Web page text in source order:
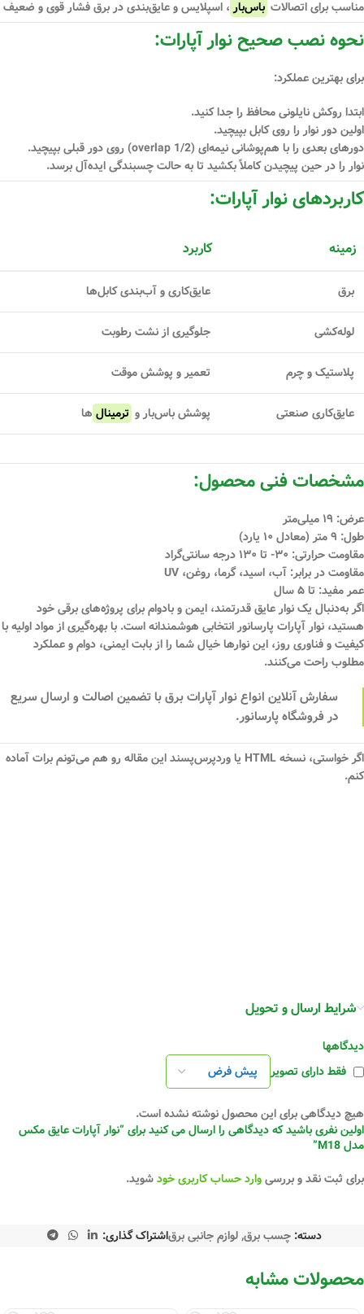
مناسب برای اتصالات باس‌بار ، اسپلایس و عایق‌بندی در برق فشار قوی و ضعیف
نحوه نصب صحیح نوار آپارات:
برای بهترین عملکرد:
ابتدا روکش نایلونی محافظ را جدا کنید.
اولین دور نوار را روی کابل بپیچید.
دورهای بعدی را با هم‌پوشانی نیمه‌ای (1/2 overlap)
روی دور قبلی بپیچید.
نوار را در حین پیچیدن کاملاً بکشید تا به حالت چسبندگی ایده‌آل برسد.
کاربردهای نوار آپارات:
زمینه کاربرد
برق عایق‌کاری و آب‌بندی کابل‌ها
لوله‌کشی جلوگیری از نشت رطوبت
پلاستیک و چرم تعمیر و پوشش موقت
عایق‌کاری صنعتی پوشش باس‌بار و ترمینال ‌ها
مشخصات فنی محصول:
عرض:
طول:
مقاومت حرارتی:
مقاومت در برابر: آب، اسید، گرما، روغن، UV
عمر مفید: تا ۵ سال
اگر به‌دنبال یک نوار عایق قدرتمند، ایمن و بادوام برای پروژه‌های برقی خود
هستید، نوار آپارات پارسانورانتخابی هوشمندانه است. با بهره‌گیری از مواد اولیه با
کیفیت و فناوری روز، این نوارها خیال شما را از بابت ایمنی، دوام و عملکرد
مطلوب راحت می‌کنند.
سفارش آنلاین انواع نوار آپارات برق با تضمین اصالت و ارسال سریع
در فروشگاه پارسانور.
اگر خواستی، نسخه HTML یا وردپرس‌پسند این مقاله رو هم می‌تونم برات آماده
کنم.
شرایط ارسال و تحویل
دیدگاهها
فقط دارای تصویر
هیچ دیدگاهی برای این محصول نوشته نشده است.
اولین نفری باشید که دیدگاهی را ارسال می کنید برای “نوار آپارات عایق مکس
مدل M18”
برای ثبت نقد و بررسیوارد حساب کاربری خودشوید.
دسته: چسب برق,لوازم جانبی برقاشتراک گذاری:
محصولات مشابه